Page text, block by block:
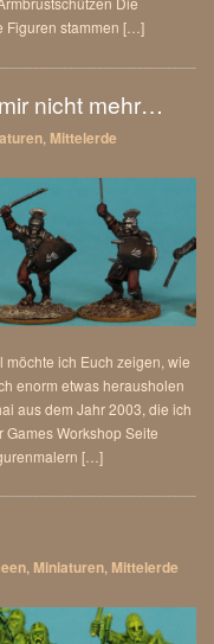
Figuren stammen […]
nicht mehr…
Mittelerde
ich Euch zeigen, wie
enorm etwas herausholen
aus dem Jahr 2003, die ich
Workshop Seite
[…]
Miniaturen Mittelerde